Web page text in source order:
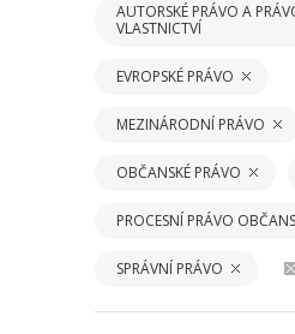
AUTORSKÉ PRÁVO A
VLASTNICTVÍ
EVROPSKÉ PRÁVO
MEZINÁRODNÍ PRÁVO
OBČANSKÉ PRÁVO
PROCESNÍ PRÁVO
SPRÁVNÍ PRÁVO